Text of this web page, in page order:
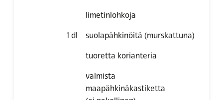
limetinlohkoja
1 dl suolapähkinöitä (murskattuna)
tuoretta korianteria
valmista
maapähkinäkastiketta